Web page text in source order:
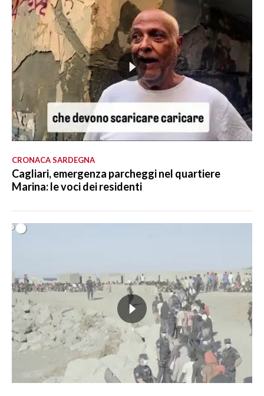
CRONACA SARDEGNA
Cagliari, emergenza parcheggi nel quartiere
Marina: le voci dei residenti